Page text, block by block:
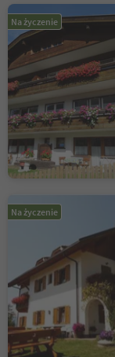
Na życzenie
Na życzenie